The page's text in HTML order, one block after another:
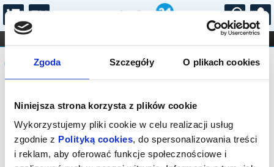
Zgoda Szczegóły O plikach cookies
Niniejsza strona korzysta z plików cookie
Wykorzystujemy pliki cookie w celu realizacji usług
zgodnie z Polityką cookies, do spersonalizowania treści
i reklam, aby oferować funkcje społecznościowe i
...
FILHARMONIA OPERA I BALET
STAND-UP
DLA DZIECI
Komunikat